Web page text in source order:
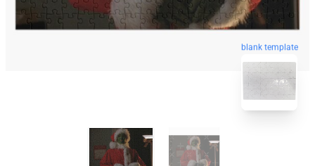
blank template